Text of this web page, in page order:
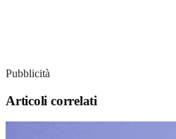
Pubblicità
Articoli correlati